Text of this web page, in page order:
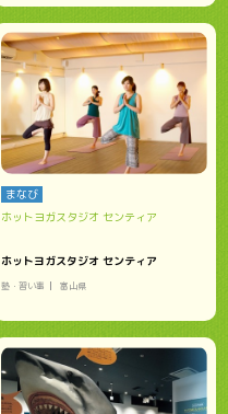
まなび
ホットヨガスタジオ センティア
ホットヨガスタジオ センティア
塾・習い事 富山県